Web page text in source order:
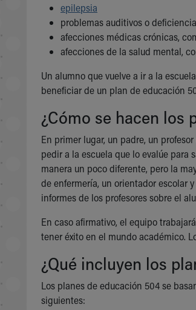
epilepsia
problemas auditivos o
afecciones médicas crónicas,
afecciones de la salud mental,
Un alumno que vuelve a ir a la
beneficiar de un plan de educación
¿Cómo se hacen los
En primer lugar, un padre, un
pedir a la escuela que lo evalúe para
manera un poco diferente, pero la
de enfermería, un orientador escolar
informes de los profesores sobre el
En caso afirmativo, el equipo
tener éxito en el mundo académico.
¿Qué incluyen los
Los planes de educación 504 se
siguientes: